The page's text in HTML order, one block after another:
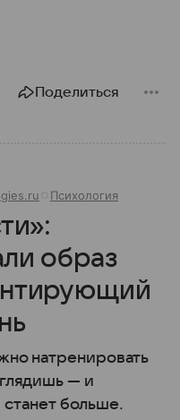
Поделиться
Психология
образ
натренировать
— и
больше.